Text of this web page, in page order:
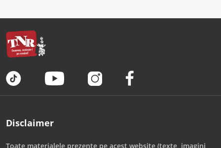
Disclaimer
Toate materialele prezente pe acest website (texte, imagini